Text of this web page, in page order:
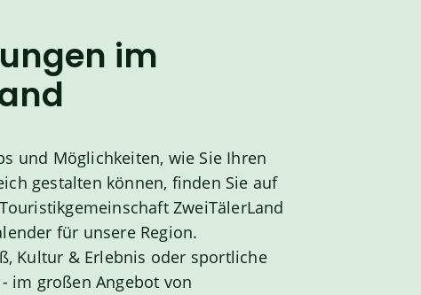
im
und Möglichkeiten, wie Sie Ihren
gestalten können, finden Sie auf
ZweiTälerLand
für unsere Region.
Kultur & Erlebnis oder sportliche
im großen Angebot von